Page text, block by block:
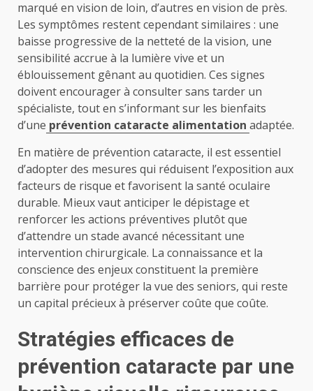
marqué en vision de loin, d’autres en vision de près.
Les symptômes restent cependant similaires : une
baisse progressive de la netteté de la vision, une
sensibilité accrue à la lumière vive et un
éblouissement gênant au quotidien. Ces signes
doivent encourager à consulter sans tarder un
spécialiste, tout en s’informant sur les bienfaits
d’une prévention cataracte alimentation adaptée.
En matière de prévention cataracte, il est essentiel
d’adopter des mesures qui réduisent l’exposition aux
facteurs de risque et favorisent la santé oculaire
durable. Mieux vaut anticiper le dépistage et
renforcer les actions préventives plutôt que
d’attendre un stade avancé nécessitant une
intervention chirurgicale. La connaissance et la
conscience des enjeux constituent la première
barrière pour protéger la vue des seniors, qui reste
un capital précieux à préserver coûte que coûte.
Stratégies efficaces de
prévention cataracte par une